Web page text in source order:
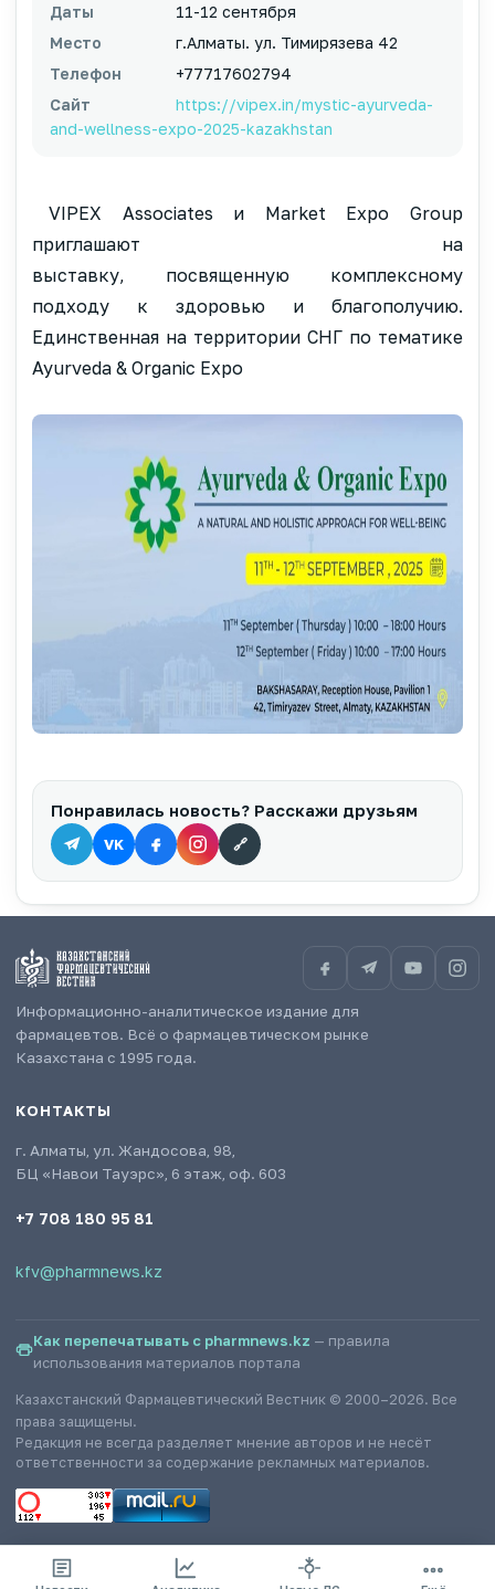
Даты
11-12 сентября
Место
г.Алматы. ул. Тимирязева 42
Телефон
+77717602794
Сайт
https://vipex.in/mystic-ayurveda-
and-wellness-expo-2025-kazakhstan
VIPEX Associates и Market Expo Group
приглашают на
выставку, посвященную комплексному
подходу к здоровью и благополучию.
Единственная на территории СНГ по тематике
Ayurveda & Organic Expo
Понравилась новость? Расскажи друзьям
VK 🔗
Информационно-аналитическое издание для
фармацевтов. Всё о фармацевтическом рынке
Казахстана с 1995 года.
КОНТАКТЫ
г. Алматы, ул. Жандосова, 98,
БЦ «Навои Тауэрс», 6 этаж, оф. 603
+7 708 180 95 81
kfv@pharmnews.kz
Как перепечатывать с pharmnews.kz — правила
использования материалов портала
Казахстанский Фармацевтический Вестник © 2000–2026. Все
права защищены.
Редакция не всегда разделяет мнение авторов и не несёт
ответственности за содержание рекламных материалов.